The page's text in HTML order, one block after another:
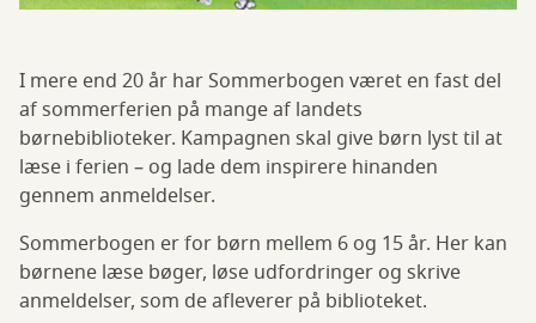
I mere end 20 år har Sommerbogen været en fast del
af sommerferien på mange af landets
børnebiblioteker. Kampagnen skal give børn lyst til at
læse i ferien – og lade dem inspirere hinanden
gennem anmeldelser.
Sommerbogen er for børn mellem 6 og 15 år. Her kan
børnene læse bøger, løse udfordringer og skrive
anmeldelser, som de afleverer på biblioteket.